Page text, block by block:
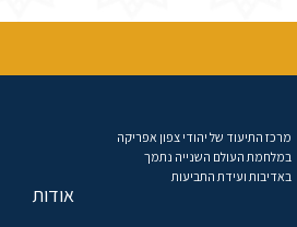
מרכז התיעוד של יהודי צפון אפריקה
במלחמת העולם השנייה נתמך
באדיבות ועידת התביעות
אודות